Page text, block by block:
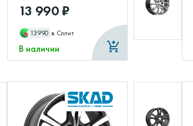
13 990 ₽
13990 в Сплит
В наличии